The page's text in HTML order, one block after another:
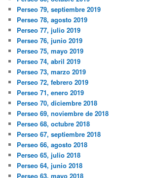
Perseo 79, septiembre 2019
Perseo 78, agosto 2019
Perseo 77, julio 2019
Perseo 76, junio 2019
Perseo 75, mayo 2019
Perseo 74, abril 2019
Perseo 73, marzo 2019
Perseo 72, febrero 2019
Perseo 71, enero 2019
Perseo 70, diciembre 2018
Perseo 69, noviembre de 2018
Perseo 68, octubre 2018
Perseo 67, septiembre 2018
Perseo 66, agosto 2018
Perseo 65, julio 2018
Perseo 64, junio 2018
Perseo 63, mayo 2018